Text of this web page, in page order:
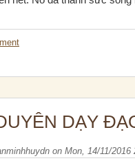
DẠY
on Mon, 14/11/2016